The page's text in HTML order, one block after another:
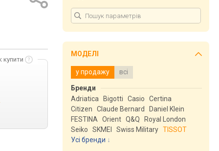
купити
МОДЕЛІ
у продажу всі
Бренди
Adriatica
Bigotti Casio
Certina
Citizen
Claude Bernard
Daniel Klein
FESTINA
Orient Q&Q
Royal London
Seiko
SKMEI Swiss Military TISSOT
Усі бренди